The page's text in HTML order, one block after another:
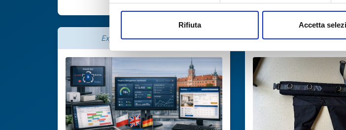
Rifiuta Accetta
DISCOVER MORE →
Expires on16 luglio 2027 Expires on03